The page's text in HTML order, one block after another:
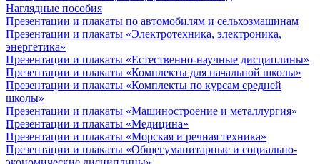
Наглядные пособия
Презентации и плакаты по автомобилям и сельхозмашинам
Презентации и плакаты «Электротехника, электроника,
энергетика»
Презентации и плакаты «Естественно-научные дисциплины»
Презентации и плакаты «Комплекты для начальной школы»
Презентации и плакаты «Комплекты по курсам средней
школы»
Презентации и плакаты «Машиностроение и металлургия»
Презентации и плакаты «Медицина»
Презентации и плакаты «Морская и речная техника»
Презентации и плакаты «Общегуманитарные и социально-